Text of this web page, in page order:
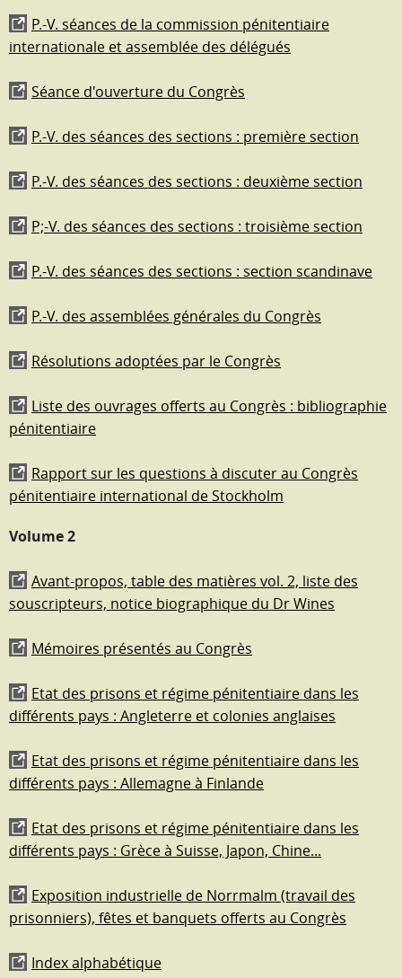
P.-V. séances de la commission pénitentiaire
internationale et assemblée des délégués
Séance d'ouverture du Congrès
P.-V. des séances des sections : première section
P.-V. des séances des sections : deuxième section
P;-V. des séances des sections : troisième section
P.-V. des séances des sections : section scandinave
P.-V. des assemblées générales du Congrès
Résolutions adoptées par le Congrès
Liste des ouvrages offerts au Congrès : bibliographie
pénitentiaire
Rapport sur les questions à discuter au Congrès
pénitentiaire international de Stockholm
Volume 2
Avant-propos, table des matières vol. 2, liste des
souscripteurs, notice biographique du Dr Wines
Mémoires présentés au Congrès
Etat des prisons et régime pénitentiaire dans les
différents pays : Angleterre et colonies anglaises
Etat des prisons et régime pénitentiaire dans les
différents pays : Allemagne à Finlande
Etat des prisons et régime pénitentiaire dans les
différents pays : Grèce à Suisse, Japon, Chine...
Exposition industrielle de Norrmalm (travail des
prisonniers), fêtes et banquets offerts au Congrès
Index alphabétique